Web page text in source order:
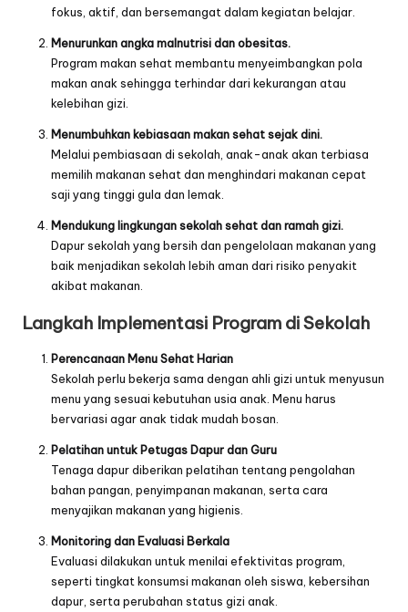
fokus, aktif, dan bersemangat dalam kegiatan belajar.
Menurunkan angka malnutrisi dan obesitas.
Program makan sehat membantu menyeimbangkan pola
makan anak sehingga terhindar dari kekurangan atau
kelebihan gizi.
Menumbuhkan kebiasaan makan sehat sejak dini.
Melalui pembiasaan di sekolah, anak-anak akan terbiasa
memilih makanan sehat dan menghindari makanan cepat
saji yang tinggi gula dan lemak.
Mendukung lingkungan sekolah sehat dan ramah gizi.
Dapur sekolah yang bersih dan pengelolaan makanan yang
baik menjadikan sekolah lebih aman dari risiko penyakit
akibat makanan.
Langkah Implementasi Program di Sekolah
Perencanaan Menu Sehat Harian
Sekolah perlu bekerja sama dengan ahli gizi untuk menyusun
menu yang sesuai kebutuhan usia anak. Menu harus
bervariasi agar anak tidak mudah bosan.
Pelatihan untuk Petugas Dapur dan Guru
Tenaga dapur diberikan pelatihan tentang pengolahan
bahan pangan, penyimpanan makanan, serta cara
menyajikan makanan yang higienis.
Monitoring dan Evaluasi Berkala
Evaluasi dilakukan untuk menilai efektivitas program,
seperti tingkat konsumsi makanan oleh siswa, kebersihan
dapur, serta perubahan status gizi anak.